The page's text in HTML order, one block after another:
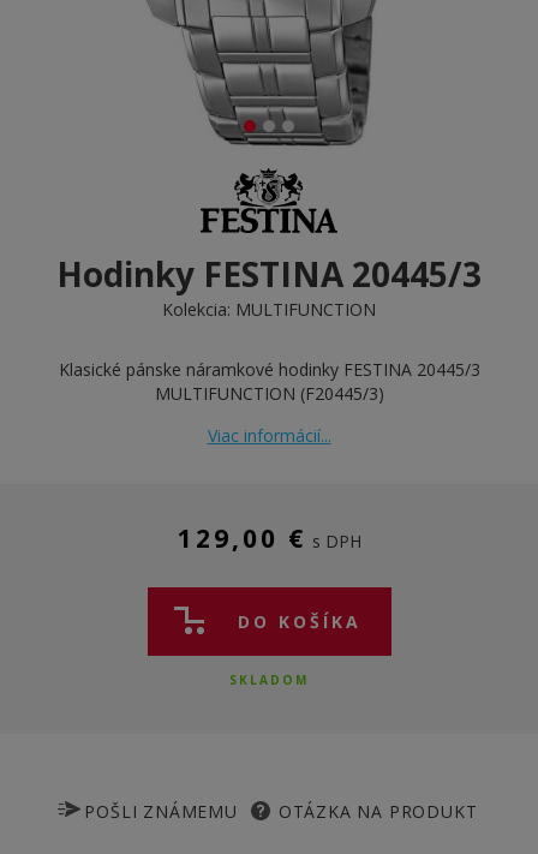
Hodinky FESTINA 20445/3
Kolekcia: MULTIFUNCTION
Klasické pánske náramkové hodinky FESTINA 20445/3
MULTIFUNCTION (F20445/3)
Viac informácií...
129,00 € s DPH
DO KOŠÍKA
SKLADOM
POŠLI ZNÁMEMU OTÁZKA NA PRODUKT